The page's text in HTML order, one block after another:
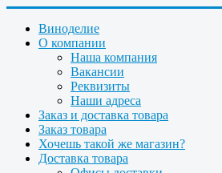
Виноделие
О компании
Наша компания
Вакансии
Реквизиты
Наши адреса
Заказ и доставка товара
Заказ товара
Хочешь такой же магазин?
Доставка товара